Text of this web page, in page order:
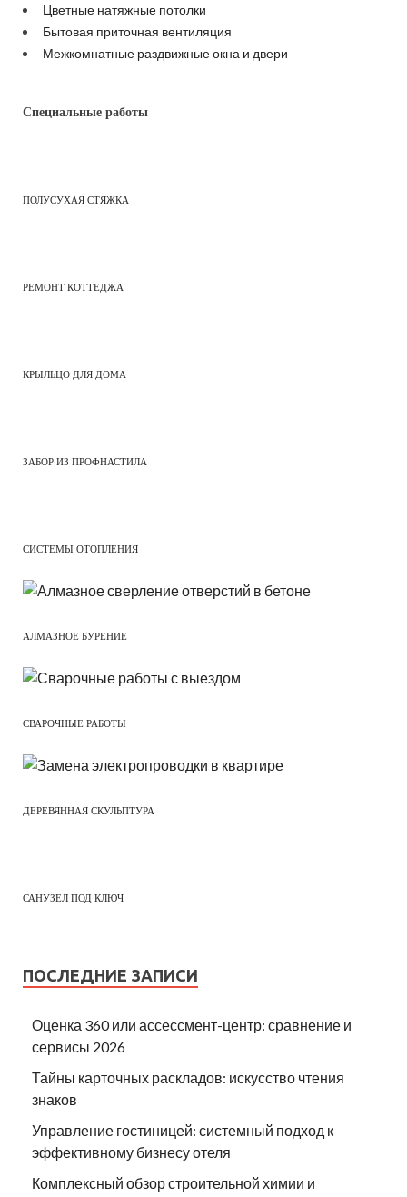
Цветные натяжные потолки
Бытовая приточная вентиляция
Межкомнатные раздвижные окна и двери
Специальные работы
ПОЛУСУХАЯ СТЯЖКА
РЕМОНТ КОТТЕДЖА
КРЫЛЬЦО ДЛЯ ДОМА
ЗАБОР ИЗ ПРОФНАСТИЛА
СИСТЕМЫ ОТОПЛЕНИЯ
АЛМАЗНОЕ БУРЕНИЕ
СВАРОЧНЫЕ РАБОТЫ
ДЕРЕВЯННАЯ СКУЛЬПТУРА
САНУЗЕЛ ПОД КЛЮЧ
ПОСЛЕДНИЕ ЗАПИСИ
Оценка 360 или ассессмент-центр: сравнение и
сервисы 2026
Тайны карточных раскладов: искусство чтения
знаков
Управление гостиницей: системный подход к
эффективному бизнесу отеля
Комплексный обзор строительной химии и